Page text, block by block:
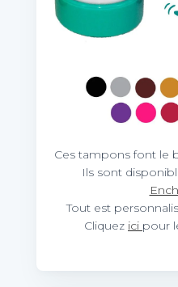
Ces tampons font le
Ils sont
Tout est
Cliquez ici pour